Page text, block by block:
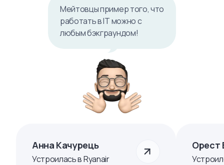
Мейтовцы пример того, что
работать в IТ можно с
любым бэкграундом!
Анна Качурець
Устроилась в Ryanair
Орест